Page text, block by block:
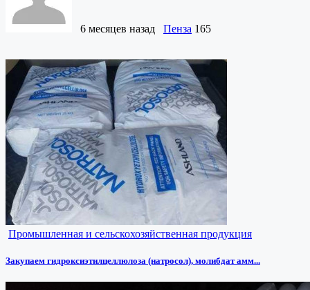
6 месяцев назад Пенза 165
Промышленная и сельскохозяйственная продукция
Закупаем гидроксиэтилцеллюлоза (натросол), молибдат амм...